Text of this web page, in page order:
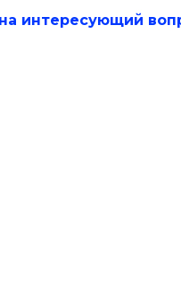
интересующий